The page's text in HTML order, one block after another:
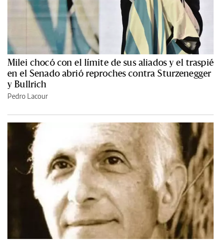
Milei chocó con el límite de sus aliados y el traspié
en el Senado abrió reproches contra Sturzenegger
y Bullrich
Pedro Lacour